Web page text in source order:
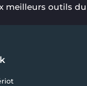
meilleurs outils